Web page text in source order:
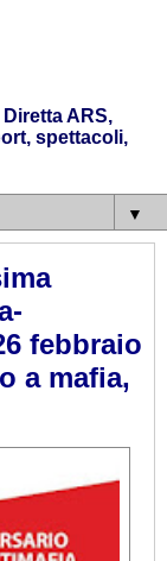
ARS,
spettacoli,
▼
febbraio
a mafia,